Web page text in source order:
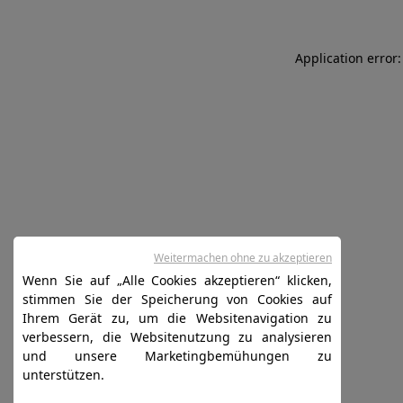
Application
Wenn Sie auf „Alle Cookies akzeptieren“ klicken,
stimmen Sie der Speicherung von Cookies auf
Ihrem Gerät zu, um die Websitenavigation zu
verbessern, die Websitenutzung zu analysieren
und unsere Marketingbemühungen zu
unterstützen.
Weitermachen ohne zu akzeptieren